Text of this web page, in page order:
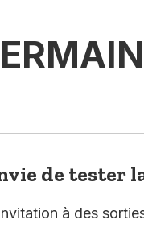
de tester
à des